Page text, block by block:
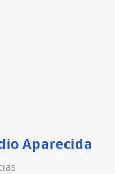
Aparecida